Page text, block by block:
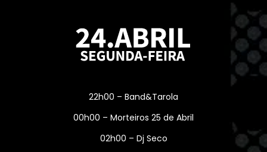
22h00 – Band&Tarola
00h00 – Morteiros 25 de Abril
02h00 – Dj Seco